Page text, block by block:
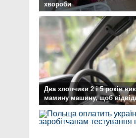
хвороби
Два хлопчики 2 і 5 років
мамину машину, щоб